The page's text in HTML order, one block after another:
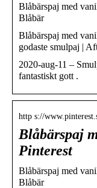
Blåbärspaj med
Blåbär
Blåbärspaj med
godaste smulpaj |
2020-aug-11 –
fantastiskt gott .
http s://
Blåbärspaj
Pinterest
Blåbärspaj med
Blåbär